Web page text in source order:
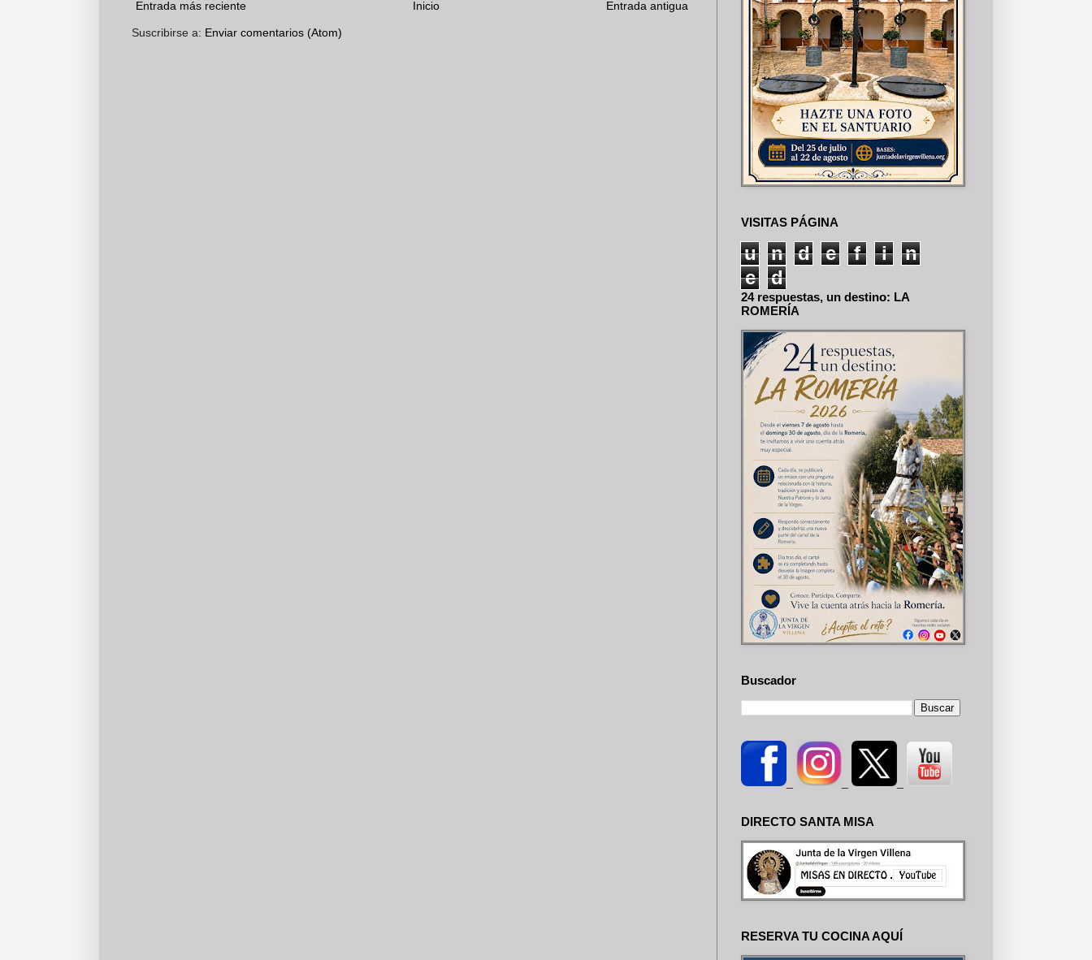
Entrada más reciente Entrada antigua
Inicio
Suscribirse a: Enviar comentarios (Atom)
VISITAS PÁGINA
u n d e f i
n
e
d
24 respuestas, un destino: LA
ROMERÍA
Buscador
DIRECTO SANTA MISA
RESERVA TU COCINA AQUÍ